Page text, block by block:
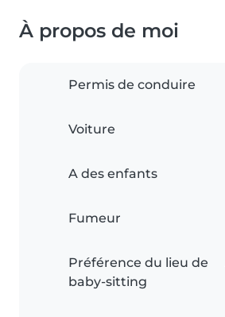
À propos de moi
Permis de conduire
Voiture
A des enfants
Fumeur
Préférence du lieu de
baby-sitting